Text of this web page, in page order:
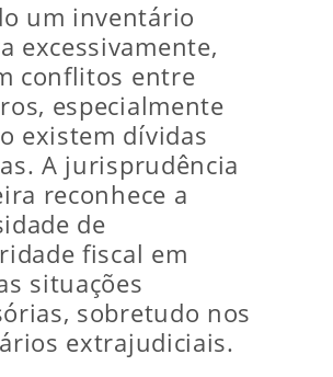
um inventário
excessivamente,
conflitos entre
especialmente
existem dívidas
A jurisprudência
reconhece a
de
fiscal em
situações
sobretudo nos
extrajudiciais.